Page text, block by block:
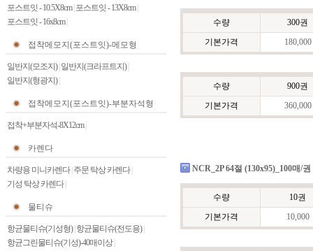
포스트잇 - 10.5X8cm| 포스트잇 - 13X8cm|
포스트잇 - 16x8cm|
접착메모지(포스트잇)-메모형
일반지(모조지)| 일반지(크라프트지)|
일반지(형광지)|
접착메모지(포스트잇)-부분자석형
접착+부분자석-8X12cm|
카렌다
차량용 미니카렌다| 주문 탁상 카렌다|
기성 탁상 카렌다|
물티슈
항균물티슈(기성형)| 항균물티슈(전도용)|
항균그린물티슈(기성)-40매이상|
수량
300권
기본가격
180,000
수량
900권
기본가격
360,000
NCR_2P 64절 (130x95)_100매/권
수량
10권
기본가격
10,000